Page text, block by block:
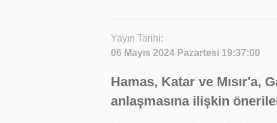
Yayın Tarihi:
06 Mayıs 2024 Pazartesi 19:37:00
Hamas, Katar ve Mısır'a,
anlaşmasına ilişkin